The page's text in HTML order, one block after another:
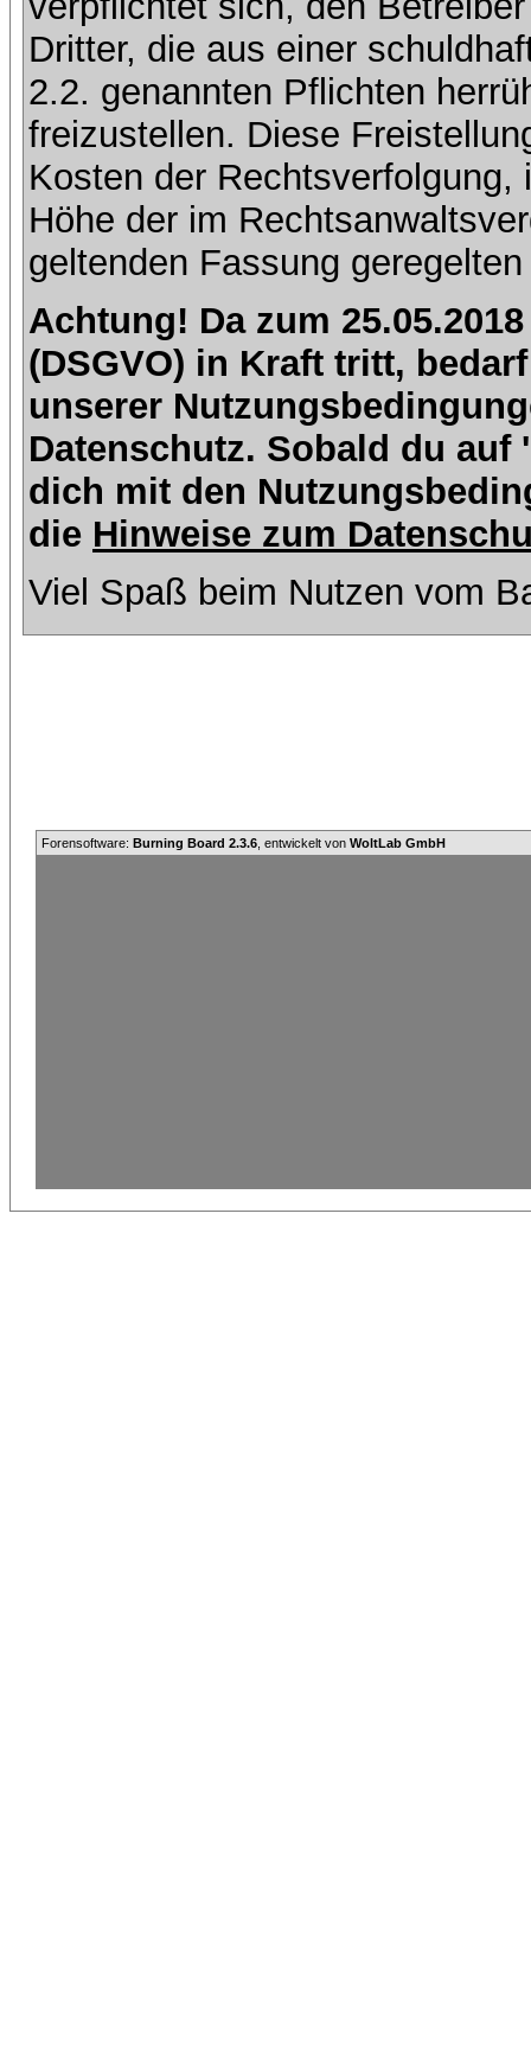
Dritter, die aus einer
2.2. genannten Pflichten
freizustellen. Diese
Kosten der
Höhe der im
geltenden Fassung
Achtung! Da zum
(DSGVO) in Kraft tritt,
unserer
Datenschutz. Sobald du
dich mit den
die Hinweise zum
Viel Spaß beim Nutzen vom
Forensoftware: Burning Board 2.3.6 , entwickelt von WoltLab GmbH